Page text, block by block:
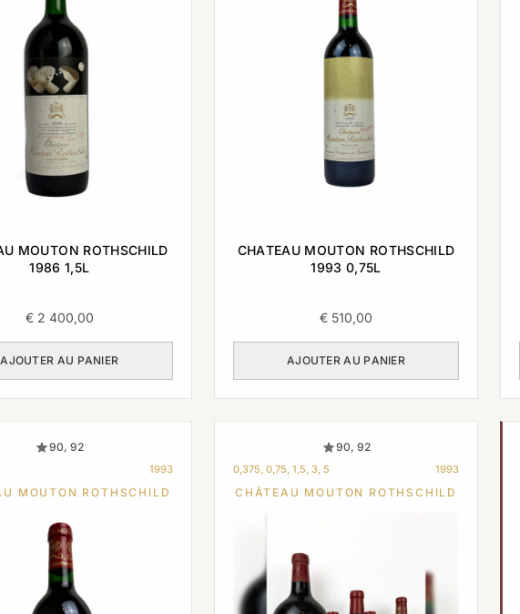
MOUTON ROTHSCHILD
1986 1,5L
€2 400,00
AJOUTER AU PANIER
CHATEAU MOUTON ROTHSCHILD
1993 0,75L
€510,00
AJOUTER AU PANIER
90, 92
1993
MOUTON ROTHSCHILD
90, 92
0,375, 0,75, 1,5, 3, 5 1993
CHÂTEAU MOUTON ROTHSCHILD